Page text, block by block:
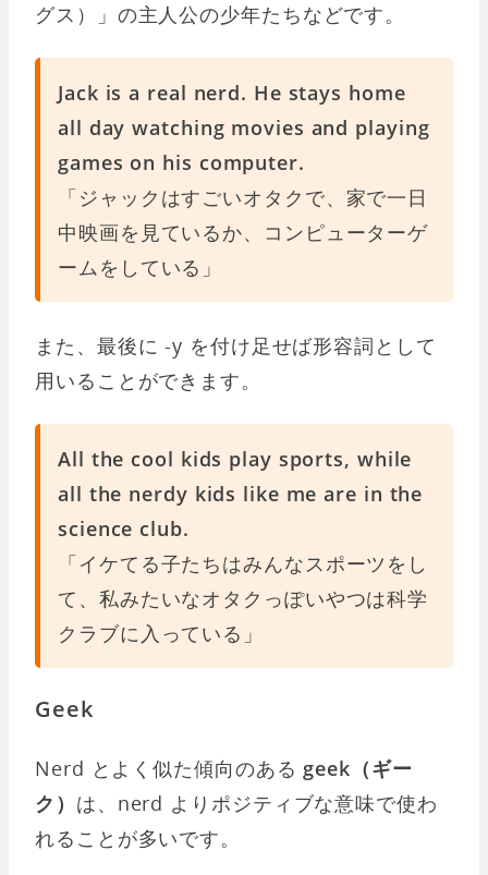
グス）」の主人公の少年たちなどです。
Jack is a real nerd. He stays home
all day watching movies and playing
games on his computer.
「ジャックはすごいオタクで、家で一日
中映画を見ているか、コンピューターゲ
ームをしている」
また、最後に -y を付け足せば形容詞として
用いることができます。
All the cool kids play sports, while
all the nerdy kids like me are in the
science club.
「イケてる子たちはみんなスポーツをし
て、私みたいなオタクっぽいやつは科学
クラブに入っている」
Geek
Nerd とよく似た傾向のある geek（ギー
ク） は、nerd よりポジティブな意味で使わ
れることが多いです。